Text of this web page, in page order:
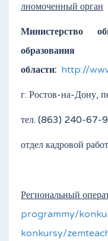
лномоченный орган
Министерство
области: http://
г. Ростов-на-Дону,
тел. (863) 240-67-
отдел кадровой
Региональный
programmy/
konkursy/